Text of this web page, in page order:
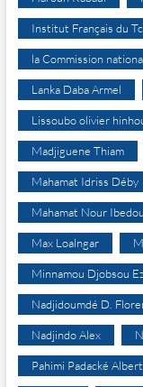
Institut Français du
la Commission
Lanka Daba Armel
Lissoubo olivier
Madjiguene Thiam
Mahamat Idriss Déby
Mahamat Nour Ibedou
Max Loalngar
Minnamou Djobsou
Nadjidoumdé D.
Nadjindo Alex
Pahimi Padacké Albert